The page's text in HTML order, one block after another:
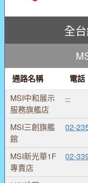
全
通路名稱 電話
MSI中和展示
服務旗艦店
--
MSI三創旗艦
館
02-
MSI新光華1F
專賣店
02-